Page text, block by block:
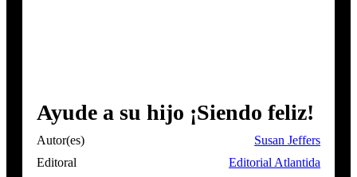
Ayude a su hijo ¡Siendo feliz!
Autor(es)
Susan Jeffers
Editoral
Editorial Atlantida